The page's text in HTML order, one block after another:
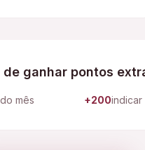
de ganhar pontos
mês +200indicar